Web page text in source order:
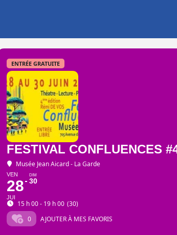
ENTRÉE GRATUITE
FESTIVAL CONFLUENCES
Musée Jean Aicard - La Garde
VEN
28
JUI
DIM
30
15 h 00 - 19 h 00 (30)
0
AJOUTER À MES FAVORIS